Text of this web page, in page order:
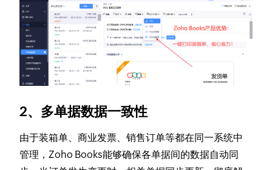
2、多单据数据一致性
由于装箱单、商业发票、销售订单等都在同一系统中
管理，Zoho Books能够确保各单据间的数据自动同